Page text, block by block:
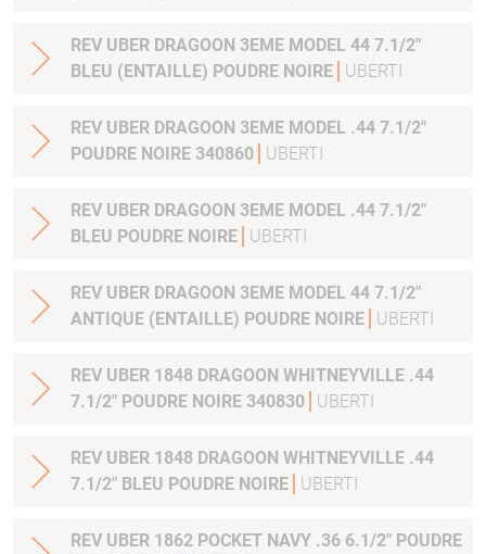
REV UBER DRAGOON 3EME MODEL 44 7.1/2"
BLEU (ENTAILLE) POUDRE NOIRE
UBERTI
REV UBER DRAGOON 3EME MODEL .44 7.1/2"
POUDRE NOIRE 340860
UBERTI
REV UBER DRAGOON 3EME MODEL .44 7.1/2"
BLEU POUDRE NOIRE
UBERTI
REV UBER DRAGOON 3EME MODEL 44 7.1/2"
ANTIQUE (ENTAILLE) POUDRE NOIRE
UBERTI
REV UBER 1848 DRAGOON WHITNEYVILLE .44
7.1/2" POUDRE NOIRE 340830
UBERTI
REV UBER 1848 DRAGOON WHITNEYVILLE .44
7.1/2" BLEU POUDRE NOIRE
UBERTI
REV UBER 1862 POCKET NAVY .36 6.1/2" POUDRE